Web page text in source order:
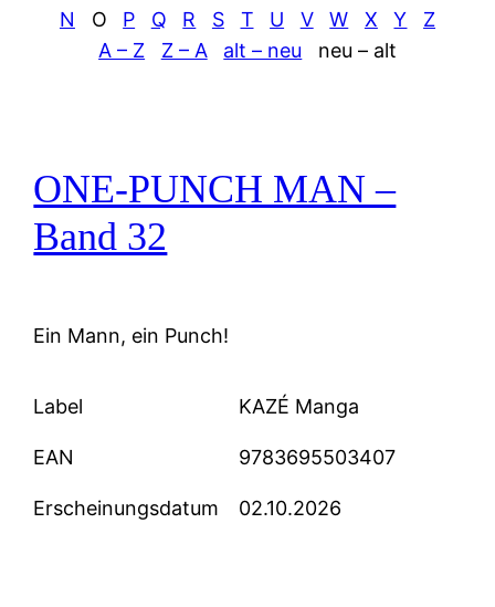
N
O P Q R S T U V W X Y
Z
A – Z
Z – A alt – neu neu – alt
ONE-PUNCH MAN –
Band 32
Ein Mann, ein Punch!
Label KAZÉ Manga
EAN 9783695503407
Erscheinungsdatum 02.10.2026